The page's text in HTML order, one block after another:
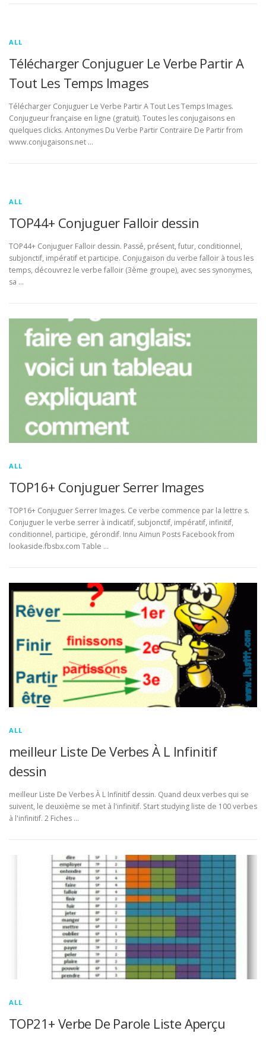
ALL
Télécharger Conjuguer Le Verbe Partir A
Tout Les Temps Images
Télécharger Conjuguer Le Verbe Partir A Tout Les Temps Images.
Conjugueur française en ligne (gratuit). Toutes les conjugaisons en
quelques clicks. Antonymes Du Verbe Partir Contraire De Partir from
www.conjugaisons.net …
ALL
TOP44+ Conjuguer Falloir dessin
TOP44+ Conjuguer Falloir dessin. Passé, présent, futur, conditionnel,
subjonctif, impératif et participe. Conjugaison du verbe falloir à tous les
temps, découvrez le verbe falloir (3ème groupe), avec ses synonymes,
sa …
ALL
TOP16+ Conjuguer Serrer Images
TOP16+ Conjuguer Serrer Images. Ce verbe commence par la lettre s.
Conjuguer le verbe serrer à indicatif, subjonctif, impératif, infinitif,
conditionnel, participe, gérondif. Innu Aimun Posts Facebook from
lookaside.fbsbx.com Table …
ALL
meilleur Liste De Verbes À L Infinitif
dessin
meilleur Liste De Verbes À L Infinitif dessin. Quand deux verbes qui se
suivent, le deuxième se met à l'infinitif. Start studying liste de 100 verbes
à l'infinitif. 2 Fiches …
ALL
TOP21+ Verbe De Parole Liste Aperçu